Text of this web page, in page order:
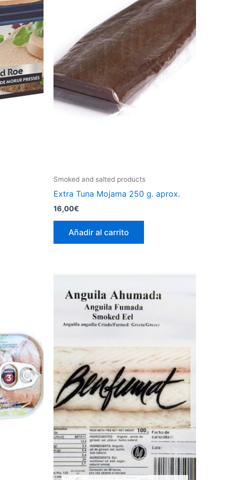
Smoked and salted products
Extra Tuna Mojama 250 g. aprox.
16,00€
Añadir al carrito